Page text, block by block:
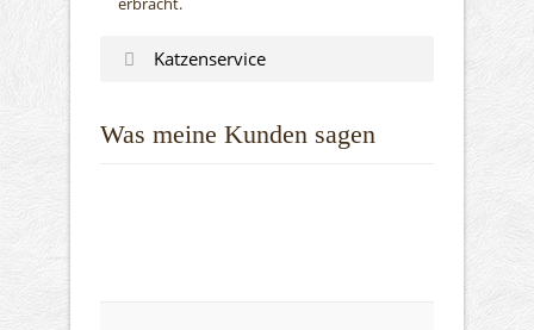
Katzenservice
Was meine Kunden sagen